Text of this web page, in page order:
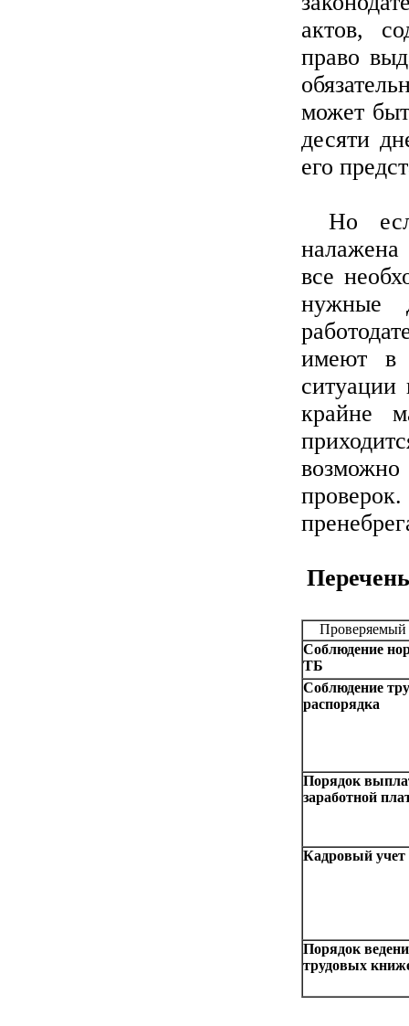
актов,
право
может
десяти
его
Но
налажена
все
нужные
имеют в
крайне
Проверяемый
Соблюдение
ТБ
Соблюдение
распорядка
Порядок
заработной
Кадровый учет
Порядок
трудовых